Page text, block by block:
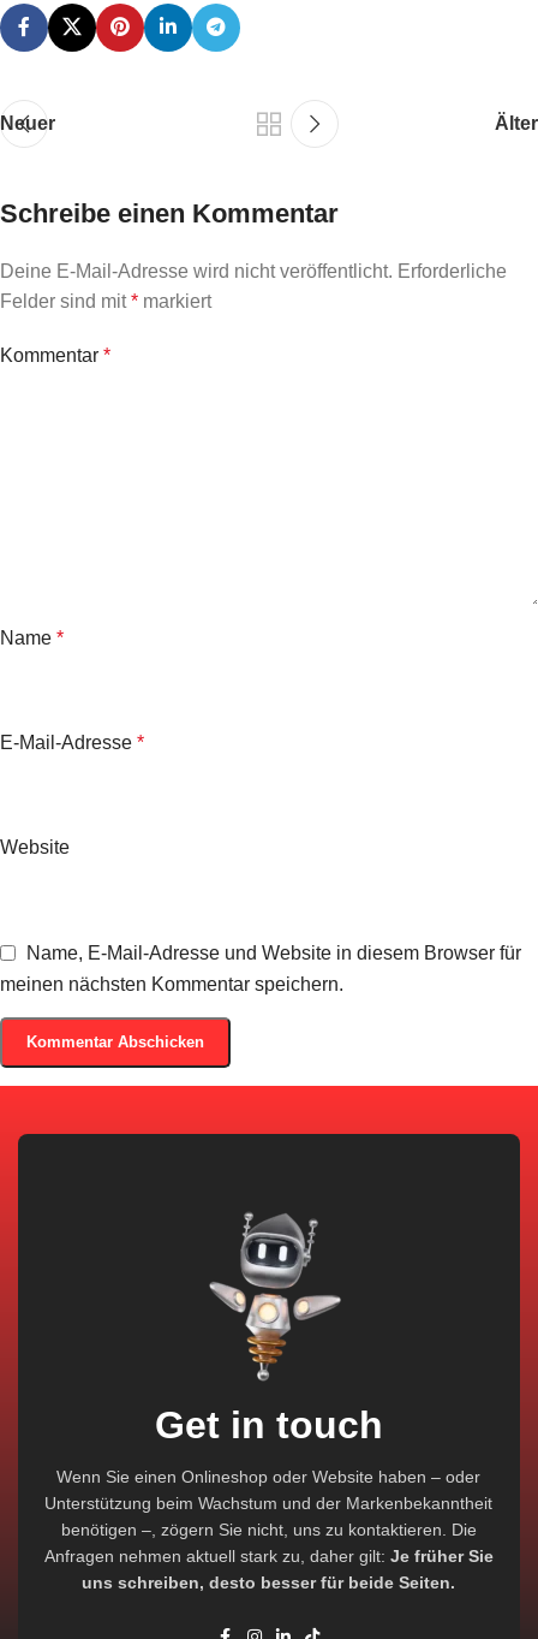
Neuer Älter
Schreibe einen Kommentar
Deine E-Mail-Adresse wird nicht veröffentlicht. Erforderliche
Felder sind mit* markiert
Kommentar *
Name *
E-Mail-Adresse *
Website
Name, E-Mail-Adresse und Website in diesem Browser für
meinen nächsten Kommentar speichern.
Get in touch
Wenn Sie einen Onlineshop oder Website haben – oder
Unterstützung beim Wachstum und der Markenbekanntheit
benötigen –, zögern Sie nicht, uns zu kontaktieren. Die
Anfragen nehmen aktuell stark zu, daher gilt: Je früher Sie
uns schreiben, desto besser für beide Seiten.